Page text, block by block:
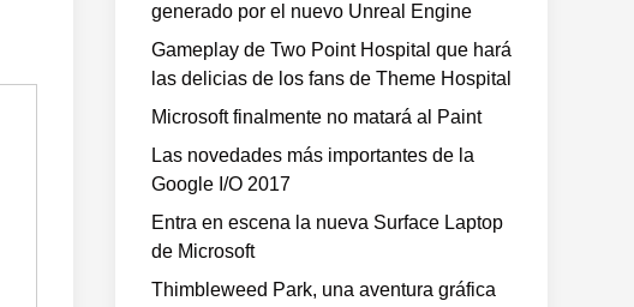
generado por el nuevo Unreal Engine
Gameplay de Two Point Hospital que hará
las delicias de los fans de Theme Hospital
Microsoft finalmente no matará al Paint
Las novedades más importantes de la
Google I/O 2017
Entra en escena la nueva Surface Laptop
de Microsoft
Thimbleweed Park, una aventura gráfica